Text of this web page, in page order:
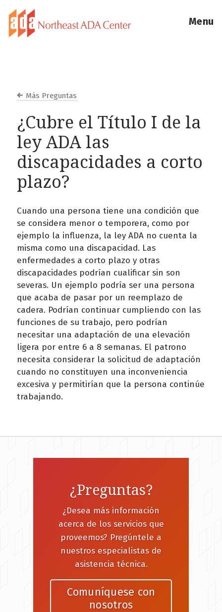
Menu
Más Preguntas
¿Cubre el Título I de la
ley ADA las
discapacidades a corto
plazo?
Cuando una persona tiene una condición que
se considera menor o temporera, como por
ejemplo la influenza, la ley ADA no cuenta la
misma como una discapacidad. Las
enfermedades a corto plazo y otras
discapacidades podrían cualificar sin son
severas. Un ejemplo podría ser una persona
que acaba de pasar por un reemplazo de
cadera. Podrían continuar cumpliendo con las
funciones de su trabajo, pero podrían
necesitar una adaptación de una elevación
ligera por entre 6 a 8 semanas. El patrono
necesita considerar la solicitud de adaptación
cuando no constituyen una inconveniencia
excesiva y permitirían que la persona continúe
trabajando.
¿Preguntas?
¿Desea más información
acerca de los servicios que
proveemos? Pregúntele a
nuestros especialistas de
asistencia técnica.
Comuníquese con
nosotros